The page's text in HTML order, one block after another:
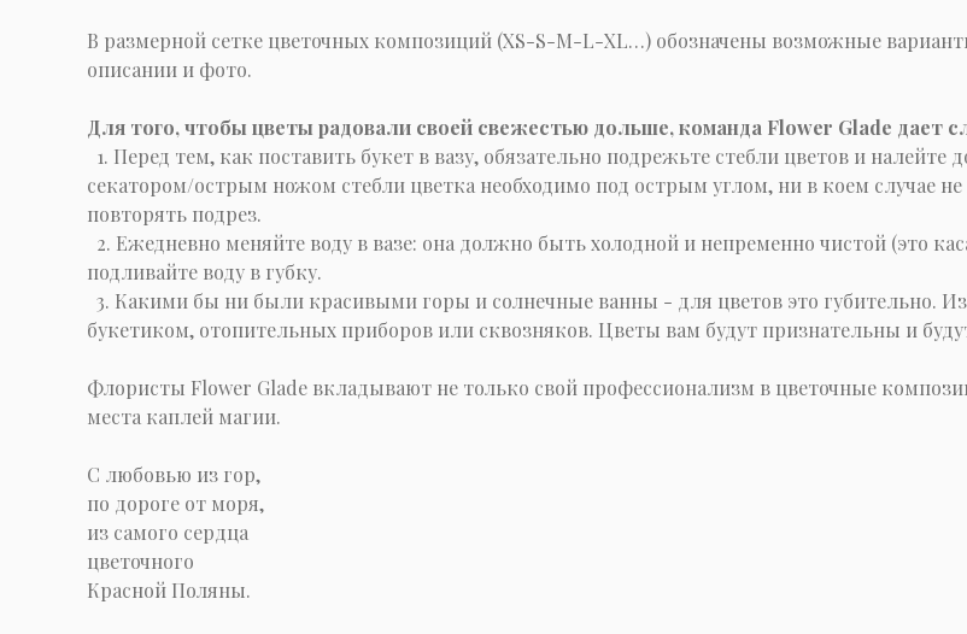
В размерной сетке цветочных композиций (XS-S-M-L-XL…) обозначены возможные
описании и фото.
Для того, чтобы цветы радовали своей свежестью дольше, команда Flower Glade дает
1. Перед тем, как поставить букет в вазу, обязательно подрежьте стебли цветов и налейте
секатором/острым ножом стебли цветка необходимо под острым углом, ни в коем случае
повторять подрез.
2. Ежедневно меняйте воду в вазе: она должно быть холодной и непременно чистой (это
подливайте воду в губку.
3. Какими бы ни были красивыми горы и солнечные ванны - для цветов это губительно.
букетиком, отопительных приборов или сквозняков. Цветы вам будут признательны и
Флористы Flower Glade вкладывают не только свой профессионализм в цветочные
места каплей магии.
C любовью из гор,
по дороге от моря,
из самого сердца
цветочного
Красной Поляны.